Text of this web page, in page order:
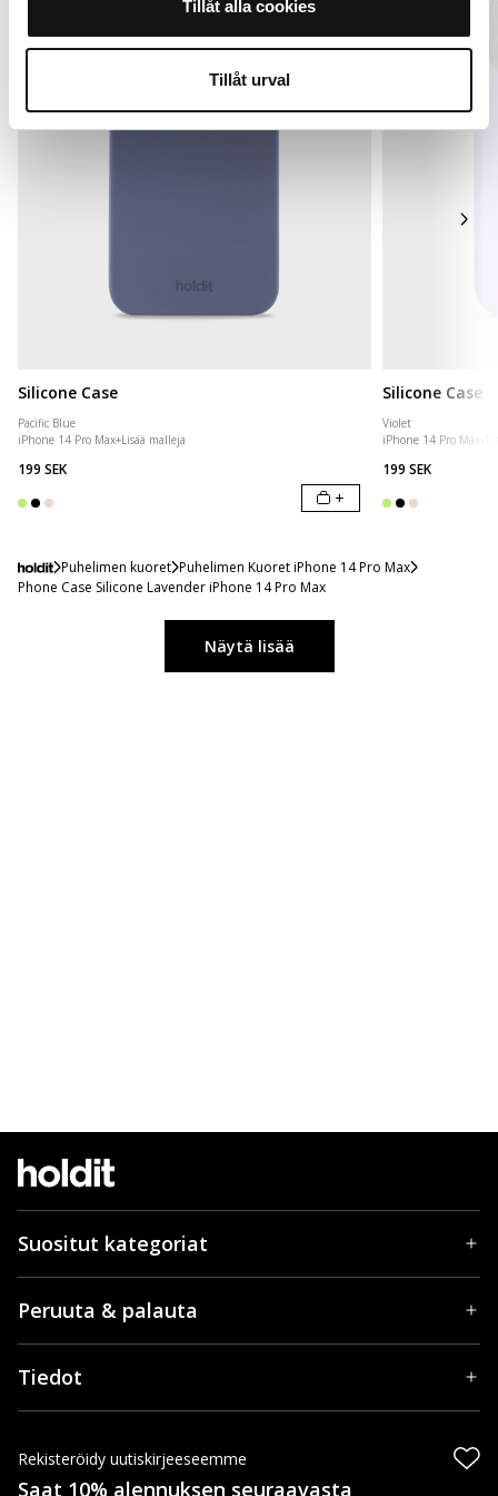
Tillåt alla cookies
Tillåt urval
Silicone Case
Pacific Blue
iPhone 14 Pro Max+Lisää malleja
199 SEK
+
Silicone Case
Violet
iPhone 14 Pro Max
199 SEK
Puhelimen kuoret Puhelimen Kuoret iPhone 14 Pro Max
Phone Case Silicone Lavender iPhone 14 Pro Max
Näytä lisää
Suositut kategoriat
Peruuta & palauta
Tiedot
Rekisteröidy uutiskirjeeseemme
Saat 10% alennuksen seuraavasta